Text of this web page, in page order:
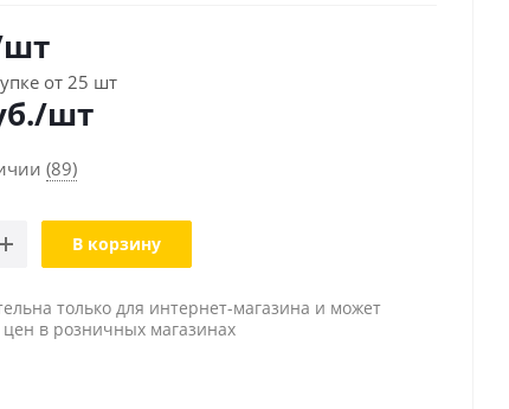
от 25 шт
шт
(89)
В корзину
только для интернет-магазина и может
цен в розничных магазинах